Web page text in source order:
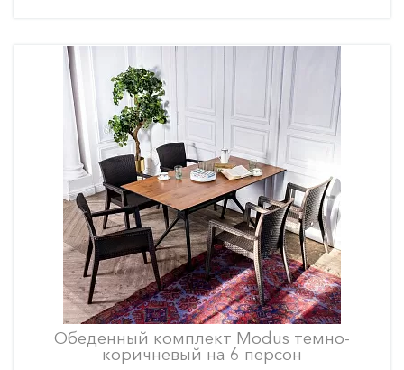
Обеденный комплект Modus темно-
коричневый на 6 персон